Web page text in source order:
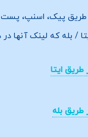
طریق پیک، اسنپ، پست
/ بله که لینک آنها
طریق ایتا
طریق بله